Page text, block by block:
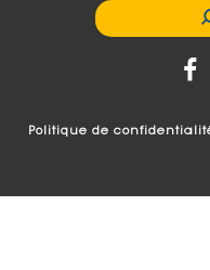
Politique de